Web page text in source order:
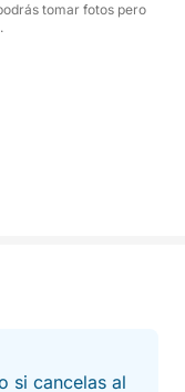
playa, para que
y las vistas.
quienes
desde el mar
inolvidable,
seres
esta
crear recuerdos
tomar fotos pero
si cancelas al